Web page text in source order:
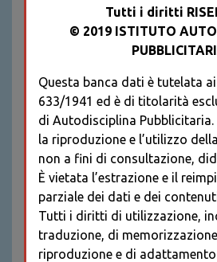
Recupera
REGISTRATI
* I CAMPI
OBBLIGATORI
Tutti i diritti
© 2019 ISTITUTO
Questa banca dati è tutelata
633/1941 ed è di titolarità
di Autodisciplina
la riproduzione e l’utilizzo
non a fini di consultazione,
È vietata l’estrazione e il
parziale dei dati e dei
Tutti i diritti di utilizzazione,
traduzione, di
riproduzione e di